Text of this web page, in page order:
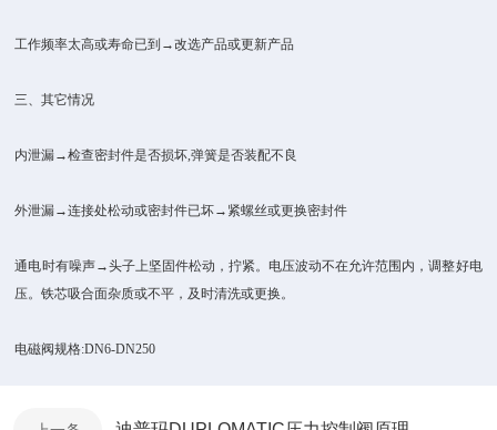
工作频率太高或寿命已到→改选产品或更新产品
三、其它情况
内泄漏→检查密封件是否损坏,弹簧是否装配不良
外泄漏→连接处松动或密封件已坏→紧螺丝或更换密封件
通电时有噪声→头子上坚固件松动，拧紧。电压波动不在允许范围内，调整好电
压。铁芯吸合面杂质或不平，及时清洗或更换。
电磁阀规格:DN6-DN250